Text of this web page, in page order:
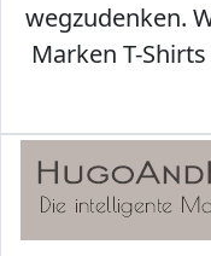
wegzudenken.
Marken T-